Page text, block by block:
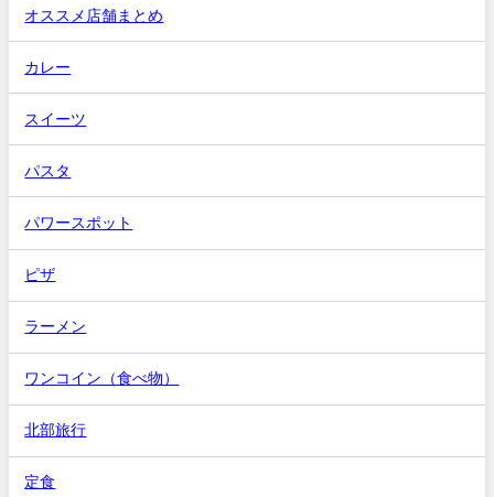
オススメ店舗まとめ
カレー
スイーツ
パスタ
パワースポット
ピザ
ラーメン
ワンコイン（食べ物）
北部旅行
定食